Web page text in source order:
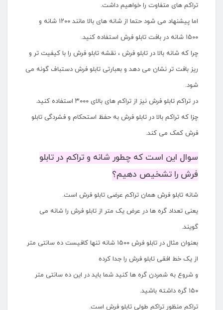
تراکم های متفاوت را خواهیم داشت.
اما پیشنهاد می شود حتما از شانه های بالا مانند ۱۲۰۰ شانه و
۱۵۰۰ شانه در بافت تابلو فرش استفاده کنید.
چرا که شانه بالا در تابلو فرش ، نقشه تابلو فرش را با کیفیت تر و
ریز بافت تر نشان می دهد و بعبارتی تابلو فرش دستباف گونه می
شود.
در تراکم تابلو فرش نیز از تراکم های بالای ۳۰۰۰ استفاده کنید.
چزا که تراکم بالا در تابلو فرش به حفظ استحکام و فشردگی تابلو
فرش کمک می کند.
سوال این است که چطور شانه و تراکم در تابلو
فرش را تشخیص دهیم؟
شانه تابلو فرش همان تراکم عرضی تابلو فرش است.
یعنی تعداد گره ها در عرض یک متر از تابلو فرش را شانه می
گویند.
بعنوان مثال در تابلو فرش ۱۵۰۰ شانه تنها کافیست ده سانتی متر
از یک خط افقی تابلو فرش را جدا کرده
و شروع به شمردن گره ها کنید شما باید در این ده سانتی متر
۱۵۰ گره داشته باشید.
تراکم منظور تراکم طولی تابلو فرش است.